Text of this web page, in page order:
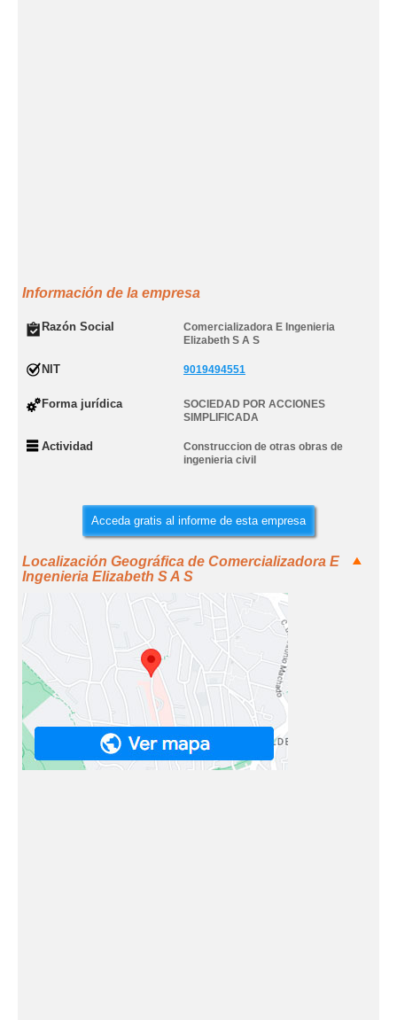
Información de la empresa
Razón Social
Comercializadora E Ingenieria
Elizabeth S A S
NIT 9019494551
Forma jurídica
SOCIEDAD POR ACCIONES
SIMPLIFICADA
Actividad
Construccion de otras obras de
ingenieria civil
Acceda gratis al informe de esta empresa
Localización Geográfica de Comercializadora E
Ingenieria Elizabeth S A S